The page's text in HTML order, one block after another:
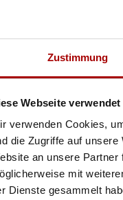
Zustimmung
Webseite
verwenden Cookies,
die Zugriffe auf
an unsere
mit
Dienste gesammelt
aus
im Bereich der 24-
aus Serbien, Bosnien und